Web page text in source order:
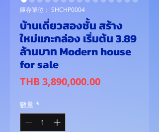
庫存單位： SHCHP0004
บ้านเดี่ยวสองชั้น สร้าง
ใหม่แกะกล่อง เริ่มต้น 3.89
ล้านบาท Modern house
for sale
THB 3,890,000.00價
數量 *